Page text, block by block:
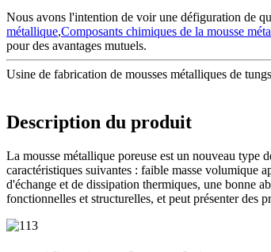
Nous avons l'intention de voir une défiguration de
métallique,Composants chimiques de la mousse
pour des avantages mutuels.
Usine de fabrication de mousses métalliques de
Description du produit
La mousse métallique poreuse est un nouveau type
caractéristiques suivantes : faible masse volumique
d'échange et de dissipation thermiques, une bonne
fonctionnelles et structurelles, et peut présenter des